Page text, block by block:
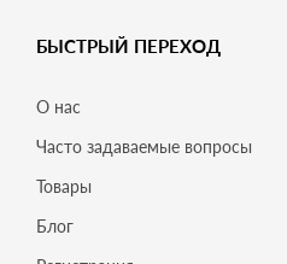
БЫСТРЫЙ ПЕРЕХОД
О нас
Часто задаваемые вопросы
Товары
Блог